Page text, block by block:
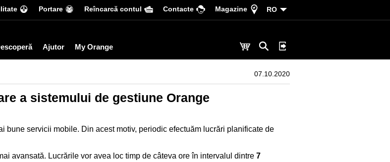
Portare Reîncarcă contul Сontacte Magazine RO
Ajutor My Orange
07.10.2020
a sistemului de gestiune Orange
bune servicii mobile. Din acest motiv, periodic efectuăm lucrări planificate de
avansată. Lucrările vor avea loc timp de câteva ore în intervalul dintre 7